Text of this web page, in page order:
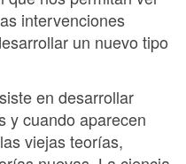
intervenciones
un nuevo tipo
en desarrollar
y cuando aparecen
viejas teorías,